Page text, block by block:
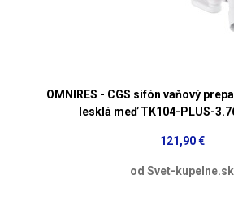
OMNIRES - CGS sifón vaňový
lesklá meď TK104-PLUS-
121,90 €
od Svet-kupelne.sk